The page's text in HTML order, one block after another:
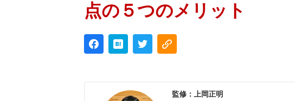
点の５つのメリット
監修：上岡正明